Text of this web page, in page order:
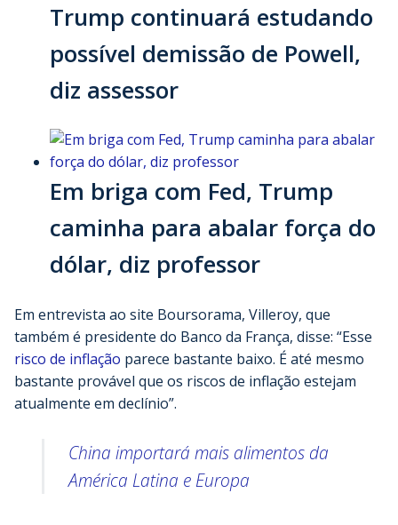
Trump continuará estudando
possível demissão de Powell,
diz assessor
Em briga com Fed, Trump
caminha para abalar força do
dólar, diz professor
Em entrevista ao site Boursorama, Villeroy, que
também é presidente do Banco da França, disse: “Esse
risco de inflação parece bastante baixo. É até mesmo
bastante provável que os riscos de inflação estejam
atualmente em declínio”.
China importará mais alimentos da
América Latina e Europa